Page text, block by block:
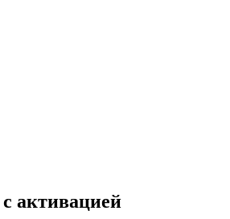
активацией